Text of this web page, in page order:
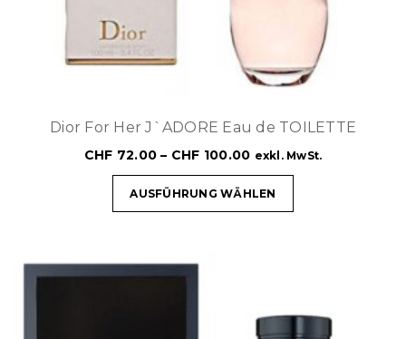
Dior For Her J`ADORE Eau de TOILETTE
CHF 72.00 – CHF 100.00 exkl. MwSt.
AUSFÜHRUNG WÄHLEN